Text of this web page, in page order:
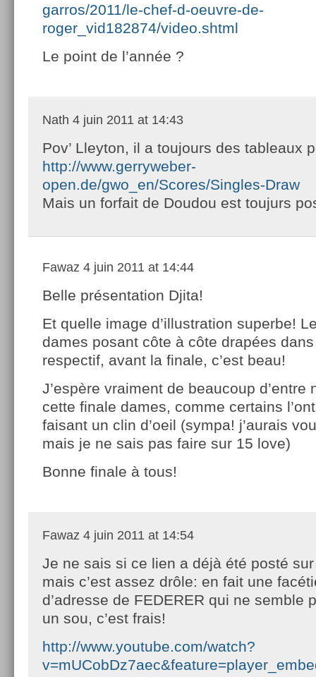
garros/2011/le-chef-d-oeuvre-de-
roger_vid182874/video.shtml
Le point de l’année ?
Nath 4 juin 2011 at 14:43
Pov’ Lleyton, il a toujours des tableaux
http://www.gerryweber-
open.de/gwo_en/Scores/Singles-Draw
Mais un forfait de Doudou est toujurs
Fawaz 4 juin 2011 at 14:44
Belle présentation Djita!
Et quelle image d’illustration superbe!
dames posant côte à côte drapées
respectif, avant la finale, c’est beau!
J’espère vraiment de beaucoup d’entre
cette finale dames, comme certains
faisant un clin d’oeil (sympa! j’aurais
mais je ne sais pas faire sur 15 love)
Bonne finale à tous!
Fawaz 4 juin 2011 at 14:54
Je ne sais si ce lien a déjà été posté
mais c’est assez drôle: en fait une
d’adresse de FEDERER qui ne semble
un sou, c’est frais!
http://www.youtube.com/watch?